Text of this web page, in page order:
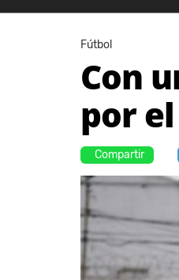
Fútbol
Con
por
Compartir